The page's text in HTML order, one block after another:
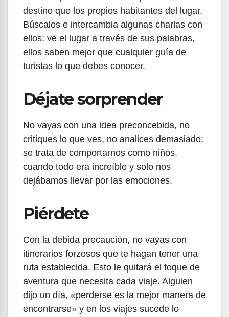
destino que los propios habitantes del lugar.
Búscalos e intercambia algunas charlas con
ellos; ve el lugar a través de sus palabras,
ellos saben mejor que cualquier guía de
turistas lo que debes conocer.
Déjate sorprender
No vayas con una idea preconcebida, no
critiques lo que ves, no analices demasiado;
se trata de comportarnos como niños,
cuando todo era increíble y solo nos
dejábamos llevar por las emociones.
Piérdete
Con la debida precaución, no vayas con
itinerarios forzosos que te hagan tener una
ruta establecida. Esto le quitará el toque de
aventura que necesita cada viaje. Alguien
dijo un día, «perderse es la mejor manera de
encontrarse» y en los viajes sucede lo